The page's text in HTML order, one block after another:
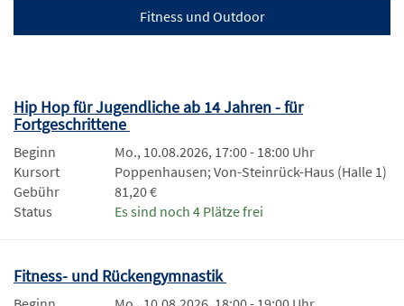
Fitness und Outdoor
Hip Hop für Jugendliche ab 14 Jahren - für
Fortgeschrittene
Beginn
Mo., 10.08.2026, 17:00 - 18:00 Uhr
Kursort
Poppenhausen; Von-Steinrück-Haus (Halle 1)
Gebühr
81,20 €
Status
Es sind noch 4 Plätze frei
Fitness- und Rückengymnastik